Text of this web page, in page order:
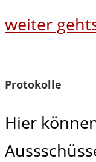
weiter
Protokolle
Hier